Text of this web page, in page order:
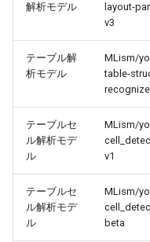
解析モデル
layout-
v3
テーブル解
析モデル
MLism/
table-
テーブルセ
ル解析モデ
ル
MLism/
v1
テーブルセ
ル解析モデ
ル
MLism/
beta